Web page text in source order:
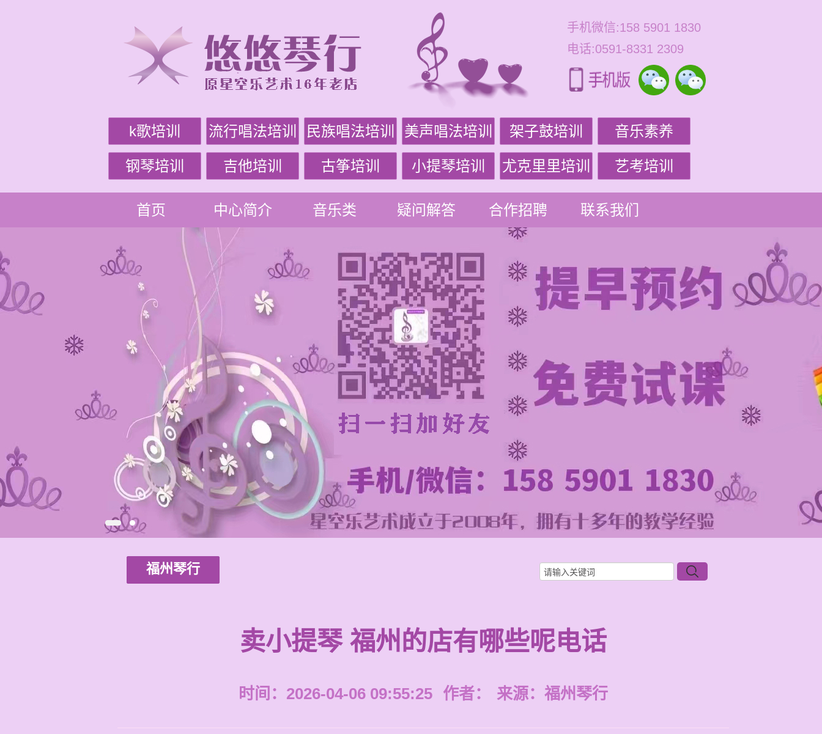
手机微信:158 5901 1830
电话:0591-8331 2309
k歌培训 流行唱法培训 民族唱法培训 美声唱法培训 架子鼓培训 音乐素养
钢琴培训 吉他培训 古筝培训 小提琴培训 尤克里里培训 艺考培训
首页 中心简介 音乐类 疑问解答 合作招聘 联系我们
福州琴行
卖小提琴 福州的店有哪些呢电话
时间：2026-04-06 09:55:25 作者： 来源： 福州琴行